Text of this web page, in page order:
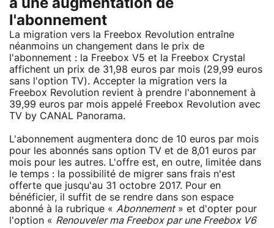
à une augmentation de
l'abonnement
La migration vers la Freebox Revolution entraîne
néanmoins un changement dans le prix de
l'abonnement : la Freebox V5 et la Freebox Crystal
affichent un prix de 31,98 euros par mois (29,99 euros
sans l'option TV). Accepter la migration vers la
Freebox Revolution revient à prendre l'abonnement à
39,99 euros par mois appelé Freebox Revolution avec
TV by CANAL Panorama.
L'abonnement augmentera donc de 10 euros par mois
pour les abonnés sans option TV et de 8,01 euros par
mois pour les autres. L'offre est, en outre, limitée dans
le temps : la possibilité de migrer sans frais n'est
offerte que jusqu'au 31 octobre 2017. Pour en
bénéficier, il suffit de se rendre dans son espace
abonné à la rubrique « Abonnement» et d'opter pour
l'option « Renouveler ma Freebox par une Freebox V6